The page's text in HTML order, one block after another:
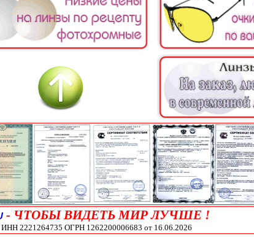
- ЧТОБЫ ВИДЕТЬ МИР ЛУЧШЕ !
2221264735 ОГРН 1262200006683 от 16.06.2026